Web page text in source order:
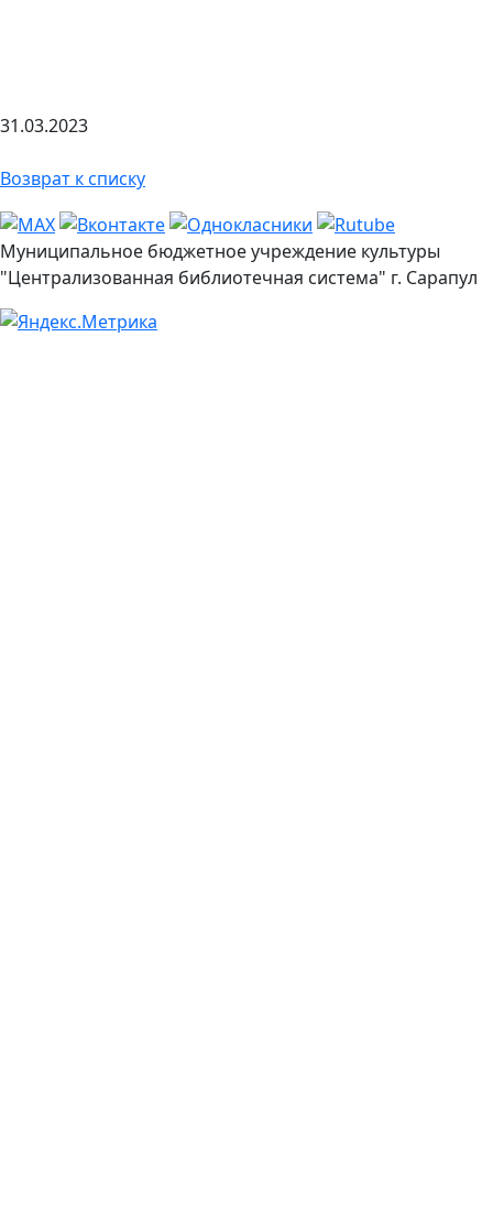
31.03.2023
Возврат к списку
Муниципальное бюджетное учреждение культуры
"Централизованная библиотечная система" г. Сарапул